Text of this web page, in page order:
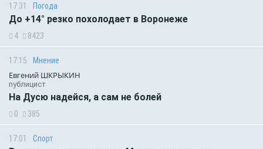
17:31 Погода
До +14° резко похолодает в Воронеже
4 8423
17:15 Мнение
Евгений ШКРЫКИН
публицист
На Дусю надейся, а сам не болей
0 385
17:01 Спорт